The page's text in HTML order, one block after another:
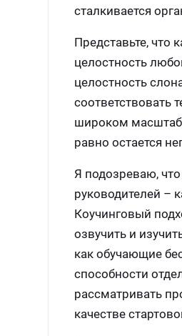
сталкивается
Представьте, что
целостность
целостность
соответствовать
широком
равно остается
Я подозреваю,
руководителей –
Коучинговый
озвучить и
как обучающие
способности
рассматривать
качестве